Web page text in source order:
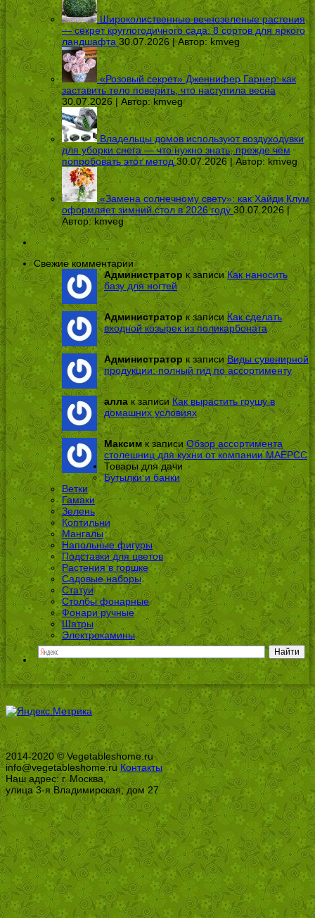
Широколиственные вечнозеленые растения
— секрет круглогодичного сада: 8 сортов для яркого
ландшафта 30.07.2026 | Автор: kmveg
«Розовый секрет» Дженнифер Гарнер: как
заставить тело поверить, что наступила весна
30.07.2026 | Автор:kmveg
Владельцы домов используют воздуходувки
для уборки снега — что нужно знать, прежде чем
попробовать этот метод 30.07.2026 | Автор: kmveg
«Замена солнечному свету»: как Хайди Клум
оформляет зимний стол в 2026 году 30.07.2026 |
Автор:kmveg
Свежие комментарии
Администратор к записиКак наносить
базу для ногтей
Администраторк записи Как сделать
входной козырек из поликарбоната
Администратор к записи Виды сувенирной
продукции: полный гид по ассортименту
алла к записи Как вырастить грушу в
домашних условиях
Максимк записиОбзор ассортимента
столешниц для кухни от компании МАЕРСС
Товары для дачи
Бутылки и банки
Ветки
Гамаки
Зелень
Коптильни
Мангалы
Напольные фигуры
Подставки для цветов
Растения в горшке
Садовые наборы
Статуи
Столбы фонарные
Фонари ручные
Шатры
Электрокамины
2014-2020 © Vegetableshome.ru
info@vegetableshome.ru Контакты
Наш адрес: г. Москва,
улица 3-я Владимирская, дом 27